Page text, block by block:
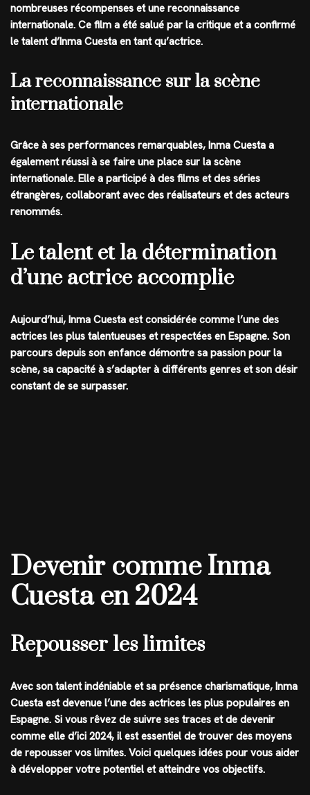
nombreuses récompenses et une reconnaissance
internationale. Ce film a été salué par la critique et a confirmé
le talent d’Inma Cuesta en tant qu’actrice.
La reconnaissance sur la scène
internationale
Grâce à ses performances remarquables, Inma Cuesta a
également réussi à se faire une place sur la scène
internationale. Elle a participé à des films et des séries
étrangères, collaborant avec des réalisateurs et des acteurs
renommés.
Le talent et la détermination
d’une actrice accomplie
Aujourd’hui, Inma Cuesta est considérée comme l’une des
actrices les plus talentueuses et respectées en Espagne. Son
parcours depuis son enfance démontre sa passion pour la
scène, sa capacité à s’adapter à différents genres et son désir
constant de se surpasser.
Devenir comme Inma
Cuesta en 2024
Repousser les limites
Avec son talent indéniable et sa présence charismatique, Inma
Cuesta est devenue l’une des actrices les plus populaires en
Espagne. Si vous rêvez de suivre ses traces et de devenir
comme elle d’ici 2024, il est essentiel de trouver des moyens
de repousser vos limites. Voici quelques idées pour vous aider
à développer votre potentiel et atteindre vos objectifs.